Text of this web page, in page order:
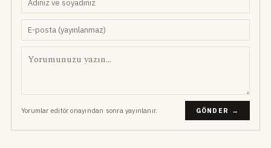
Yorumlar editör onayından sonra yayınlanır. GÖNDER →